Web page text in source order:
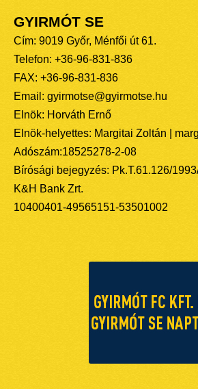
GYIRMÓT SE
Cím: 9019 Győr, Ménfői út 61.
Telefon: +36-96-831-836
FAX: +36-96-831-836
Email: gyirmotse@gyirmotse.hu
Elnök: Horváth Ernő
Elnök-helyettes: Margitai Zoltán |
Adószám:18525278-2-08
Bírósági bejegyzés: Pk.T.61.126/
K&H Bank Zrt.
10400401-49565151-53501002